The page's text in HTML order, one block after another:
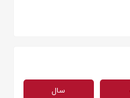
سال